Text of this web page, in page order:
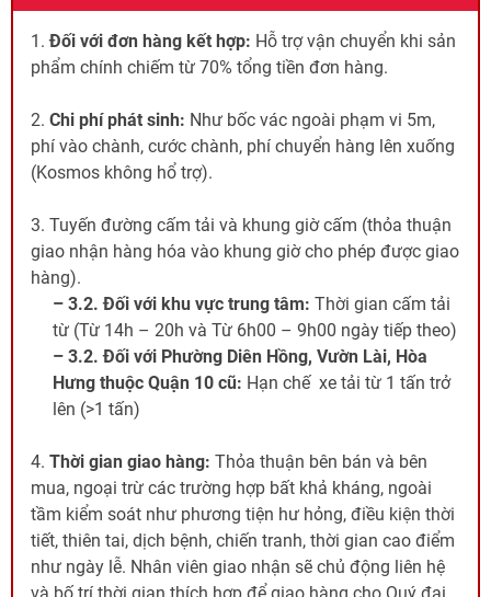
1. Đối với đơn hàng kết hợp: Hỗ trợ vận chuyển khi sản
phẩm chính chiếm từ 70% tổng tiền đơn hàng.
2. Chi phí phát sinh: Như bốc vác ngoài phạm vi 5m,
phí vào chành, cước chành, phí chuyển hàng lên xuống
(Kosmos không hổ trợ).
3. Tuyến đường cấm tải và khung giờ cấm (thỏa thuận
giao nhận hàng hóa vào khung giờ cho phép được giao
hàng).
– 3.2. Đối với khu vực trung tâm: Thời gian cấm tải
từ (Từ 14h – 20h và Từ 6h00 – 9h00 ngày tiếp theo)
– 3.2. Đối với Phường Diên Hồng, Vườn Lài, Hòa
Hưng thuộc Quận 10 cũ: Hạn chế xe tải từ 1 tấn trở
lên (>1 tấn)
4. Thời gian giao hàng: Thỏa thuận bên bán và bên
mua, ngoại trừ các trường hợp bất khả kháng, ngoài
tầm kiểm soát như phương tiện hư hỏng, điều kiện thời
tiết, thiên tai, dịch bệnh, chiến tranh, thời gian cao điểm
như ngày lễ. Nhân viên giao nhận sẽ chủ động liên hệ